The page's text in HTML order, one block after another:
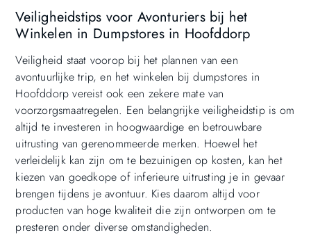
Veiligheidstips voor Avonturiers bij het
Winkelen in Dumpstores in Hoofddorp
Veiligheid staat voorop bij het plannen van een
avontuurlijke trip, en het winkelen bij dumpstores in
Hoofddorp vereist ook een zekere mate van
voorzorgsmaatregelen. Een belangrijke veiligheidstip is om
altijd te investeren in hoogwaardige en betrouwbare
uitrusting van gerenommeerde merken. Hoewel het
verleidelijk kan zijn om te bezuinigen op kosten, kan het
kiezen van goedkope of inferieure uitrusting je in gevaar
brengen tijdens je avontuur. Kies daarom altijd voor
producten van hoge kwaliteit die zijn ontworpen om te
presteren onder diverse omstandigheden.